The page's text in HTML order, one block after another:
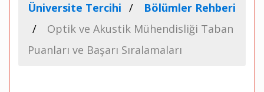
Üniversite Tercihi
Bölümler Rehberi
Optik ve Akustik Mühendisliği Taban
Puanları ve Başarı Sıralamaları